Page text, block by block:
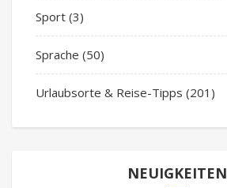
Sport (3)
Sprache (50)
Urlaubsorte & Reise-Tipps (201)
NEUIGKEITEN